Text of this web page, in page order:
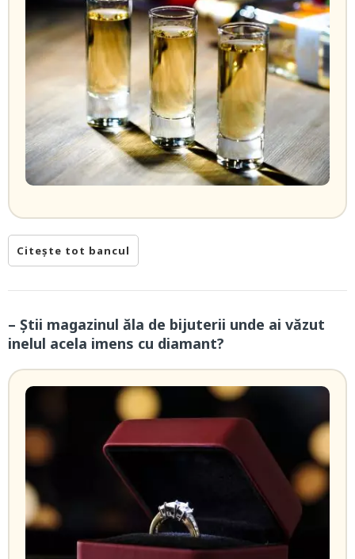
Citește tot bancul
– Știi magazinul ăla de bijuterii unde ai văzut
inelul acela imens cu diamant?